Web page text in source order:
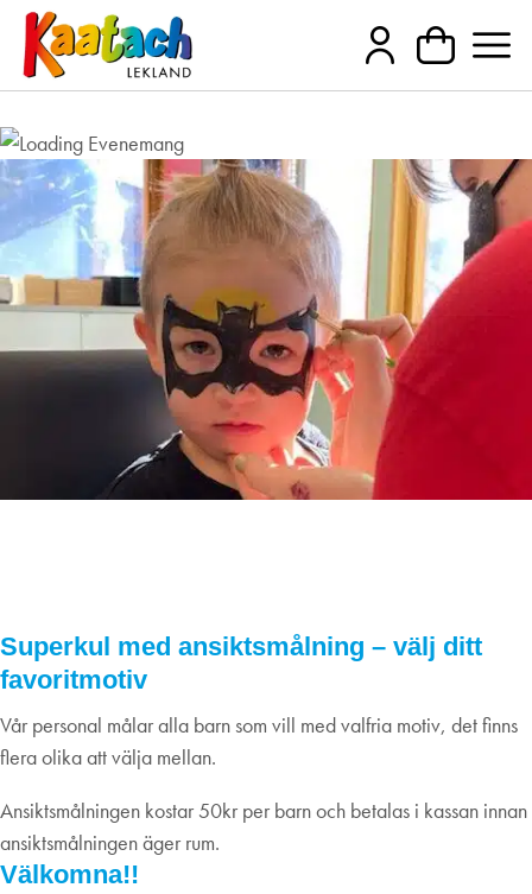
Superkul med ansiktsmålning – välj ditt
favoritmotiv
Vår personal målar alla barn som vill med valfria motiv, det finns
flera olika att välja mellan.
Ansiktsmålningen kostar 50kr per barn och betalas i kassan innan
ansiktsmålningen äger rum.
Välkomna!!